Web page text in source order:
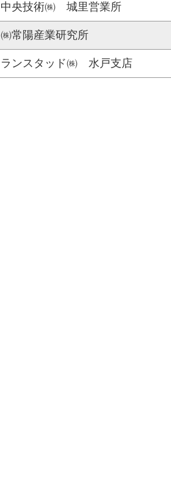
中央技術㈱ 城里営業所
㈱常陽産業研究所
ランスタッド㈱ 水戸支店